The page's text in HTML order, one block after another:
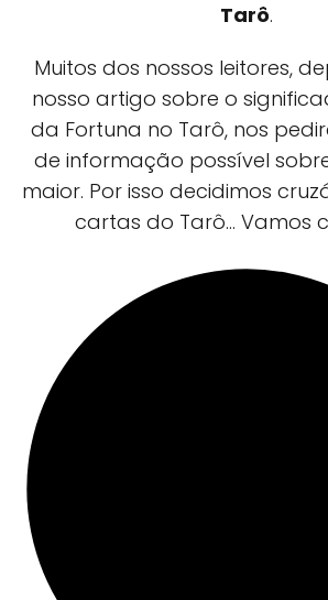
Tarô.
Muitos dos nossos leitores,
nosso artigo sobre o
da Fortuna no Tarô, nos
de informação possível
maior. Por isso decidimos
cartas do Tarô... Vamos